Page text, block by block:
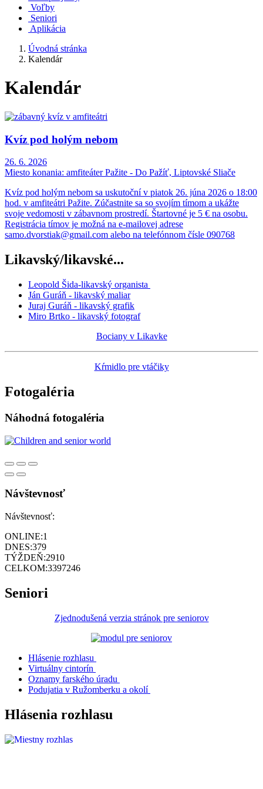
Voľby
Seniori
Aplikácia
Úvodná stránka
Kalendár
Kalendár
Kvíz pod holým nebom
26. 6. 2026
Miesto konania: amfiteáter Pažite - Do Pažíť, Liptovské Sliače
Kvíz pod holým nebom sa uskutoční v piatok 26. júna 2026 o 18:00
hod. v amfiteátri Pažite. Zúčastnite sa so svojím tímom a ukážte
svoje vedomosti v zábavnom prostredí. Štartovné je 5 € na osobu.
Registrácia tímov je možná na e-mailovej adrese
samo.dvorstiak@gmail.com alebo na telefónnom čísle 090768
Likavský/likavské...
Leopold Šida-likavský organista
Ján Guráň - likavský maliar
Juraj Guráň - likavský grafik
Miro Brtko - likavský fotograf
Bociany v Likavke
Kŕmidlo pre vtáčiky
Fotogaléria
Náhodná fotogaléria
Návštevnosť
Návštevnosť:
ONLINE:1
DNES:379
TÝŽDEŇ:2910
CELKOM:3397246
Seniori
Zjednodušená verzia stránok pre seniorov
Hlásenie rozhlasu
Virtuálny cintorín
Oznamy farského úradu
Podujatia v Ružomberku a okolí
Hlásenia rozhlasu